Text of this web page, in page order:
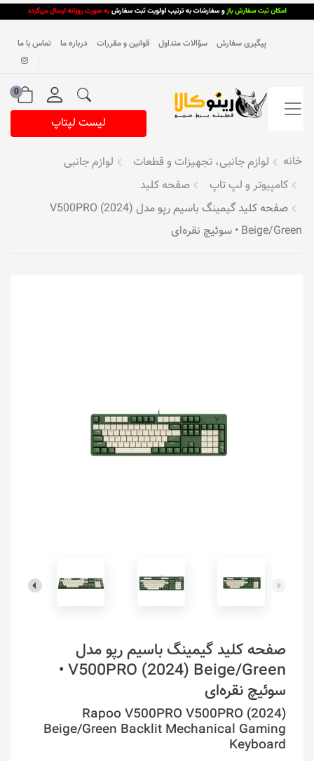
پیگیری سفارش سؤالات متداول قوانین و مقررات درباره ما تماس با ما
0
لیست لپتاپ
خانه لوازم جانبی، تجهیزات و قطعات
لوازم جانبی
کامپیوتر و لپ تاپ
صفحه کلید
صفحه کلید گیمینگ باسیم رپو مدل V500PRO (2024)
Beige/Green • سوئیچ نقره‌ای
صفحه کلید گیمینگ باسیم رپو مدل
V500PRO (2024) Beige/Green •
سوئیچ نقره‌ای
Rapoo V500PRO V500PRO (2024)
Beige/Green Backlit Mechanical Gaming
Keyboard